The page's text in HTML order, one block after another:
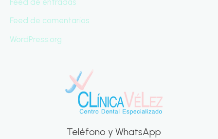
Feed de entradas
Feed de comentarios
WordPress.org
Teléfono y WhatsApp